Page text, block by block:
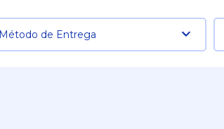
Método de Entrega